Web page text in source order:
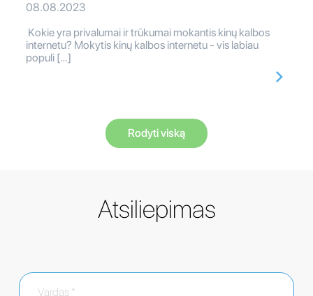
08.08.2023
Kokie yra privalumai ir trūkumai mokantis kinų kalbos
internetu? Mokytis kinų kalbos internetu - vis labiau
populi […]
Rodyti viską
Atsiliepimas